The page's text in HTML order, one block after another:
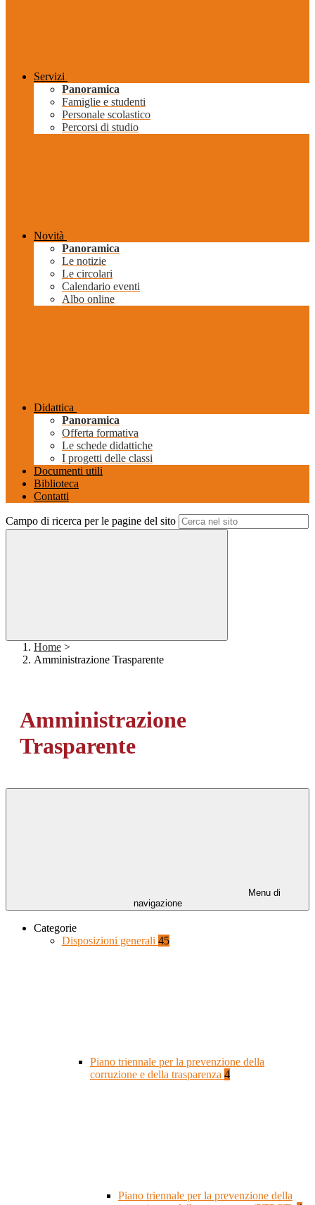
Servizi
Panoramica
Famiglie e studenti
Personale scolastico
Percorsi di studio
Novità
Panoramica
Le notizie
Le circolari
Calendario eventi
Albo online
Didattica
Panoramica
Offerta formativa
Le schede didattiche
I progetti delle classi
Documenti utili
Biblioteca
Contatti
Campo di ricerca per le pagine del sito
Home >
Amministrazione Trasparente
Amministrazione
Trasparente
Menu di
navigazione
Categorie
Disposizioni generali 45
Piano triennale per la prevenzione della
corruzione e della trasparenza 4
Piano triennale per la prevenzione della